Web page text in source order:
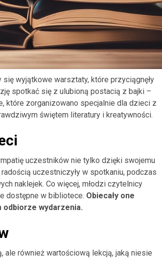
wyjątkowe warsztaty, które przyciągnęły
spotkać się z ulubioną postacią z bajki –
które zorganizowano specjalnie dla dzieci z
świętem literatury i kreatywności.
uczestników nie tylko dzięki swojemu
uczestniczyły w spotkaniu, podczas
naklejek. Co więcej, młodzi czytelnicy
dostępne w bibliotece. Obiecały one
odbiorze wydarzenia.
ale również wartościową lekcją, jaką niesie